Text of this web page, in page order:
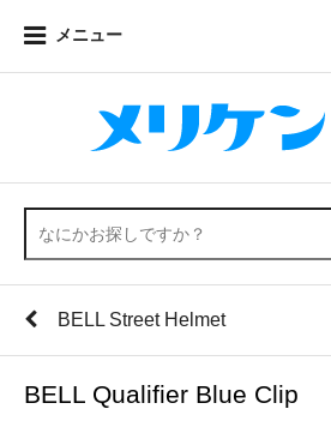
メニュー
BELL Street Helmet
BELL Qualifier Blue Clip